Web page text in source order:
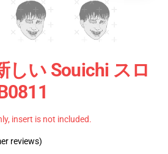
しい Souichi スロ
insert is not included.
reviews)